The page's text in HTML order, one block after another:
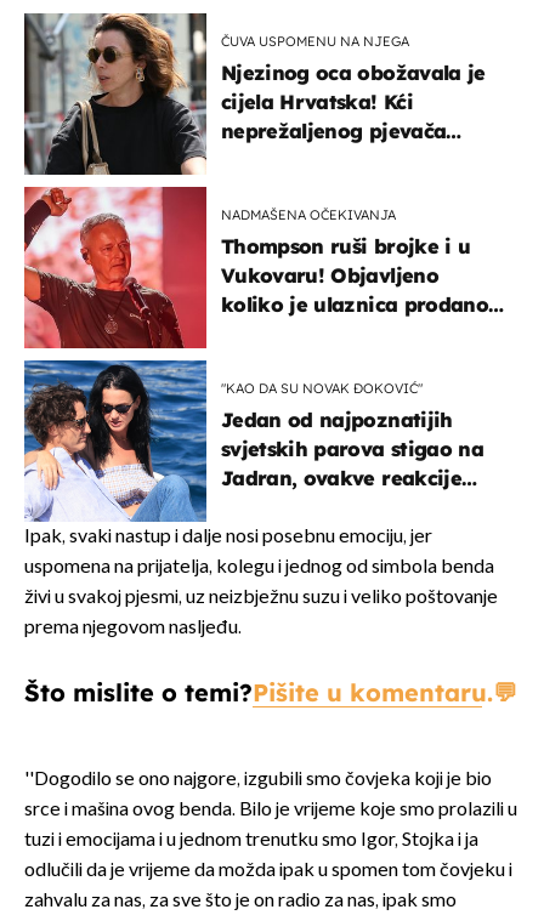
ČUVA USPOMENU NA NJEGA
Njezinog oca obožavala je
cijela Hrvatska! Kći
neprežaljenog pjevača
NADMAŠENA OČEKIVANJA
Thompson ruši brojke i u
Vukovaru! Objavljeno
koliko je ulaznica prodano
"KAO DA SU NOVAK ĐOKOVIĆ"
Jedan od najpoznatijih
svjetskih parova stigao na
Jadran, ovakve reakcije
Ipak, svaki nastup i dalje nosi posebnu emociju, jer
uspomena na prijatelja, kolegu i jednog od simbola benda
živi u svakoj pjesmi, uz neizbježnu suzu i veliko poštovanje
prema njegovom nasljeđu.
Što mislite o temi?Pišite u komentaru.
''Dogodilo se ono najgore, izgubili smo čovjeka koji je bio
srce i mašina ovog benda. Bilo je vrijeme koje smo prolazili u
tuzi i emocijama i u jednom trenutku smo Igor, Stojka i ja
odlučili da je vrijeme da možda ipak u spomen tom čovjeku i
zahvalu za nas, za sve što je on radio za nas, ipak smo